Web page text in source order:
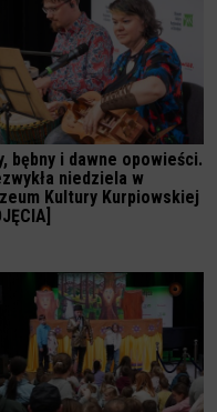
bębny i dawne opowieści.
niedziela w
Kultury Kurpiowskiej